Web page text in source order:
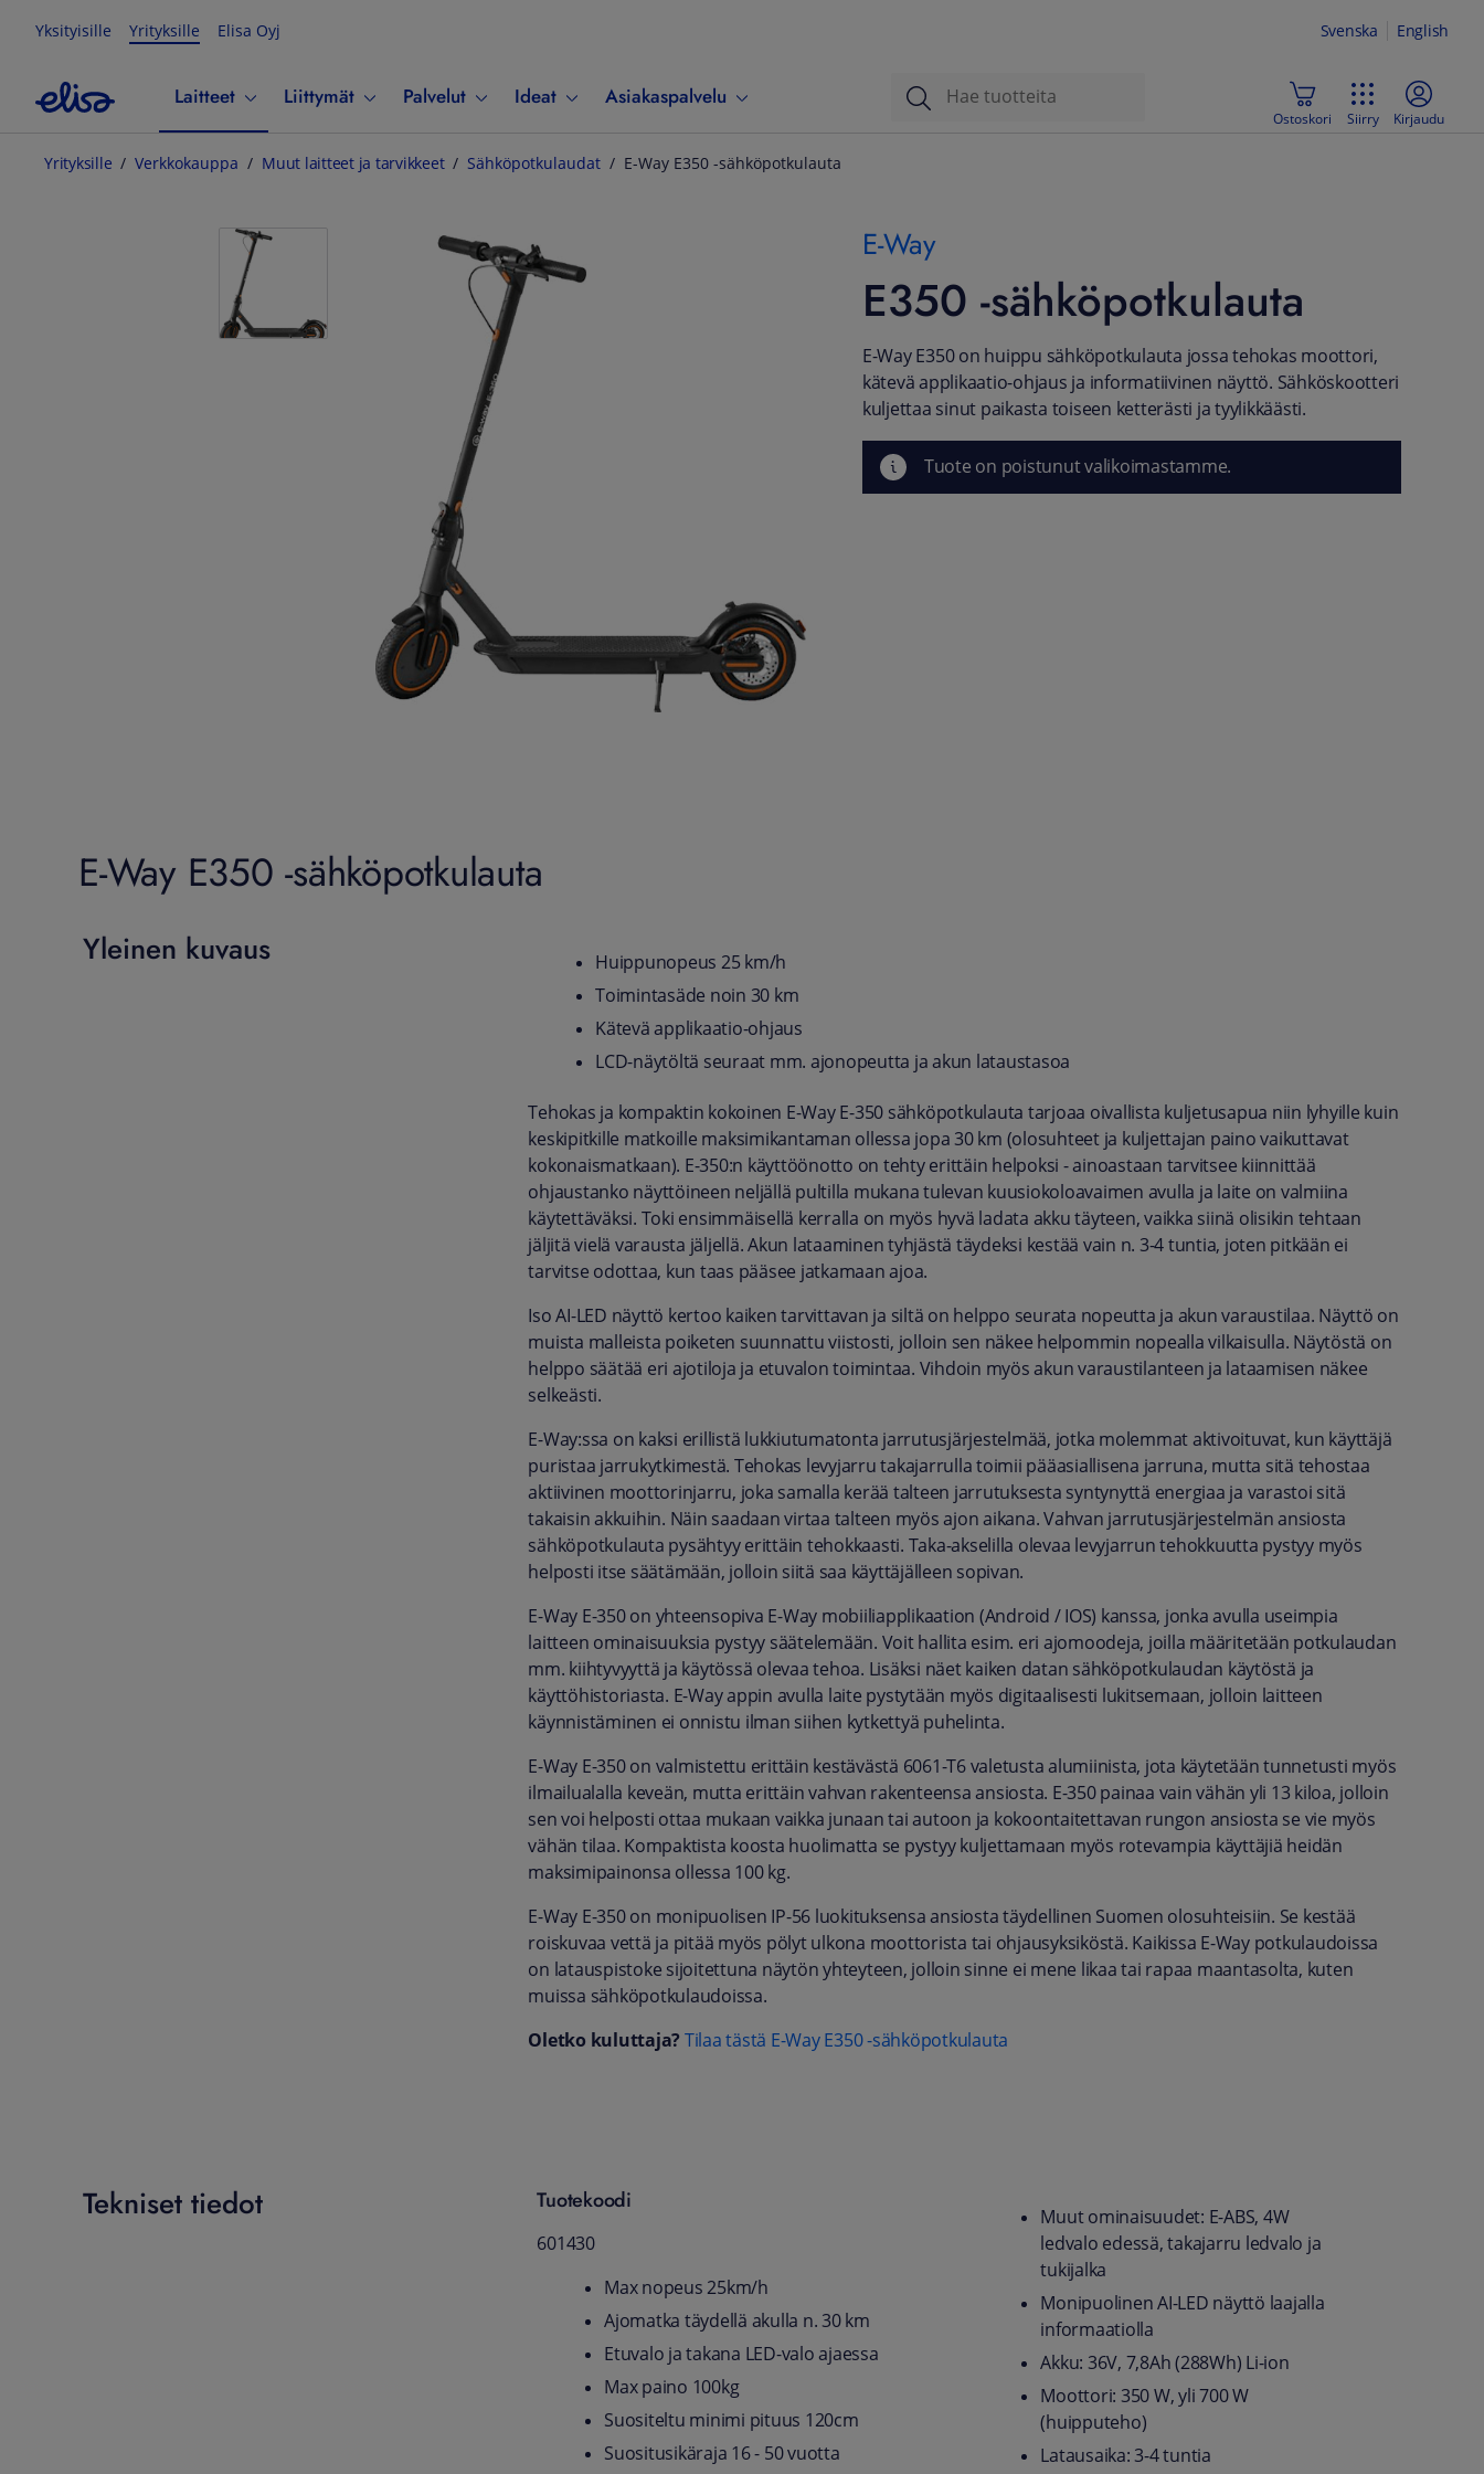
Yksityisille Yrityksille Elisa Oyj Svenska English
Laitteet Liittymät Palvelut Ideat Asiakaspalvelu
Ostoskori Siirry Kirjaudu
Yrityksille Verkkokauppa Muut laitteet ja tarvikkeet Sähköpotkulaudat E-Way E350 -sähköpotkulauta
E-Way
E350 -sähköpotkulauta
E-Way E350 on huippu sähköpotkulauta jossa tehokas moottori,
kätevä applikaatio-ohjaus ja informatiivinen näyttö. Sähköskootteri
kuljettaa sinut paikasta toiseen ketterästi ja tyylikkäästi.
Tuote on poistunut valikoimastamme.
E-Way E350 -sähköpotkulauta
Yleinen kuvaus
Huippunopeus 25 km/h
Toimintasäde noin 30 km
Kätevä applikaatio-ohjaus
LCD-näytöltä seuraat mm. ajonopeutta ja akun lataustasoa
Tehokas ja kompaktin kokoinen E-Way E-350 sähköpotkulauta tarjoaa oivallista kuljetusapua niin lyhyille kuin
keskipitkille matkoille maksimikantaman ollessa jopa 30 km (olosuhteet ja kuljettajan paino vaikuttavat
kokonaismatkaan). E-350:n käyttöönotto on tehty erittäin helpoksi - ainoastaan tarvitsee kiinnittää
ohjaustanko näyttöineen neljällä pultilla mukana tulevan kuusiokoloavaimen avulla ja laite on valmiina
käytettäväksi. Toki ensimmäisellä kerralla on myös hyvä ladata akku täyteen, vaikka siinä olisikin tehtaan
jäljitä vielä varausta jäljellä. Akun lataaminen tyhjästä täydeksi kestää vain n. 3-4 tuntia, joten pitkään ei
tarvitse odottaa, kun taas pääsee jatkamaan ajoa.
Iso AI-LED näyttö kertoo kaiken tarvittavan ja siltä on helppo seurata nopeutta ja akun varaustilaa. Näyttö on
muista malleista poiketen suunnattu viistosti, jolloin sen näkee helpommin nopealla vilkaisulla. Näytöstä on
helppo säätää eri ajotiloja ja etuvalon toimintaa. Vihdoin myös akun varaustilanteen ja lataamisen näkee
selkeästi.
E-Way:ssa on kaksi erillistä lukkiutumatonta jarrutusjärjestelmää, jotka molemmat aktivoituvat, kun käyttäjä
puristaa jarrukytkimestä. Tehokas levyjarru takajarrulla toimii pääasiallisena jarruna, mutta sitä tehostaa
aktiivinen moottorinjarru, joka samalla kerää talteen jarrutuksesta syntynyttä energiaa ja varastoi sitä
takaisin akkuihin. Näin saadaan virtaa talteen myös ajon aikana. Vahvan jarrutusjärjestelmän ansiosta
sähköpotkulauta pysähtyy erittäin tehokkaasti. Taka-akselilla olevaa levyjarrun tehokkuutta pystyy myös
helposti itse säätämään, jolloin siitä saa käyttäjälleen sopivan.
E-Way E-350 on yhteensopiva E-Way mobiiliapplikaation (Android / IOS) kanssa, jonka avulla useimpia
laitteen ominaisuuksia pystyy säätelemään. Voit hallita esim. eri ajomoodeja, joilla määritetään potkulaudan
mm. kiihtyvyyttä ja käytössä olevaa tehoa. Lisäksi näet kaiken datan sähköpotkulaudan käytöstä ja
käyttöhistoriasta. E-Way appin avulla laite pystytään myös digitaalisesti lukitsemaan, jolloin laitteen
käynnistäminen ei onnistu ilman siihen kytkettyä puhelinta.
E-Way E-350 on valmistettu erittäin kestävästä 6061-T6 valetusta alumiinista, jota käytetään tunnetusti myös
ilmailualalla keveän, mutta erittäin vahvan rakenteensa ansiosta. E-350 painaa vain vähän yli 13 kiloa, jolloin
sen voi helposti ottaa mukaan vaikka junaan tai autoon ja kokoontaitettavan rungon ansiosta se vie myös
vähän tilaa. Kompaktista koosta huolimatta se pystyy kuljettamaan myös rotevampia käyttäjiä heidän
maksimipainonsa ollessa 100 kg.
E-Way E-350 on monipuolisen IP-56 luokituksensa ansiosta täydellinen Suomen olosuhteisiin. Se kestää
roiskuvaa vettä ja pitää myös pölyt ulkona moottorista tai ohjausyksiköstä. Kaikissa E-Way potkulaudoissa
on latauspistoke sijoitettuna näytön yhteyteen, jolloin sinne ei mene likaa tai rapaa maantasolta, kuten
muissa sähköpotkulaudoissa.
Oletko kuluttaja? Tilaa tästä E-Way E350 -sähköpotkulauta
Tekniset tiedot Tuotekoodi
601430
Max nopeus 25km/h
Ajomatka täydellä akulla n. 30 km
Etuvalo ja takana LED-valo ajaessa
Max paino 100kg
Suositeltu minimi pituus 120cm
Suositusikäraja 16 - 50 vuotta
Muut ominaisuudet: E-ABS, 4W
ledvalo edessä, takajarru ledvalo ja
tukijalka
Monipuolinen AI-LED näyttö laajalla
informaatiolla
Akku: 36V, 7,8Ah (288Wh) Li-ion
Moottori: 350 W, yli 700 W
(huipputeho)
Latausaika: 3-4 tuntia